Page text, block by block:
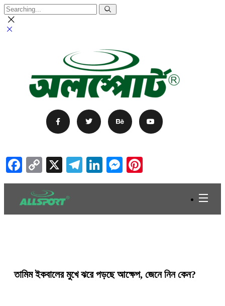
Facebook
Copy
Link
X Telegram
LinkedIn
Messenger
‌তামিম ইকবালের মুখে ঝরে পড়ছে আক্ষেপ, জেনে নিন কেন?‌